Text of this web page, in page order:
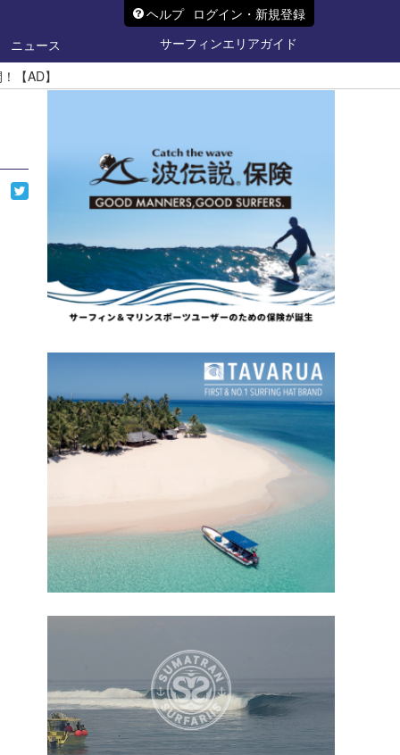
ヘルプ ログイン・新規登録
ニュース
サーフィンエリアガイド
【AD】